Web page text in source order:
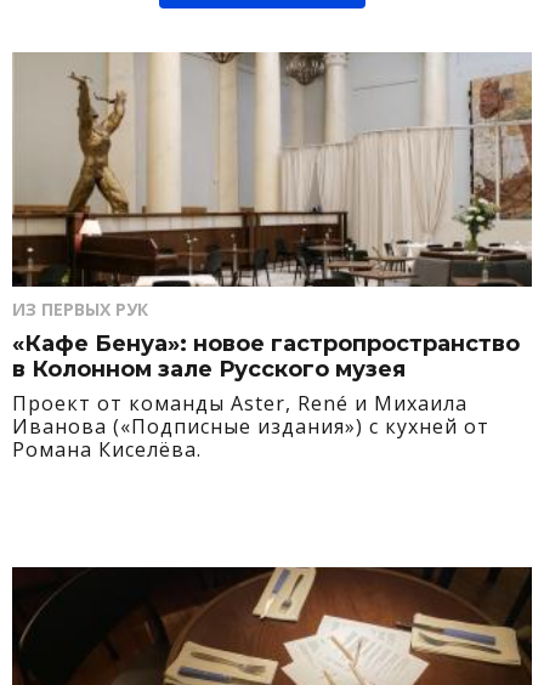
ИЗ ПЕРВЫХ РУК
«Кафе Бенуа»: новое гастропространство
в Колонном зале Русского музея
Проект от команды Aster, René и Михаила
Иванова («Подписные издания») с кухней от
Романа Киселёва.